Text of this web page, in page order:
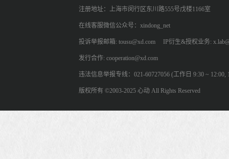
注册地址：上海市闵行区东川路555号戊楼1166室
在线客服微信公众号：xindong_net
投诉举报邮箱: tousu@xd.com IP衍生&授权业务:
发行合作: cooperation@xd.com
违法信息举报专线：021-60727056 (工作日 9:30 ~ 12:00,
版权所有 ©2003-2025 心动 All Rights Reserved